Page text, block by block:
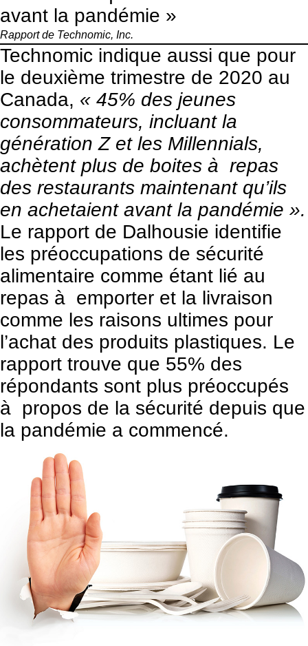
avant la pandémie »
Rapport de Technomic, Inc.
Technomic indique aussi que pour
le deuxième trimestre de 2020 au
Canada, « 45% des jeunes
consommateurs, incluant la
génération Z et les Millennials,
achètent plus de boites à repas
des restaurants maintenant qu’ils
en achetaient avant la pandémie ».
Le rapport de Dalhousie identifie
les préoccupations de sécurité
alimentaire comme étant lié au
repas à emporter et la livraison
comme les raisons ultimes pour
l’achat des produits plastiques. Le
rapport trouve que 55% des
répondants sont plus préoccupés
à propos de la sécurité depuis que
la pandémie a commencé.